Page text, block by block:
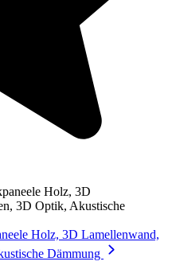
Holz, 3D Lamellenwand,
Dämmung